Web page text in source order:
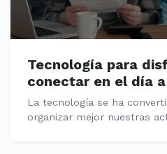
Tecnología para
conectar en el día
La tecnología se ha
organizar mejor nuestras